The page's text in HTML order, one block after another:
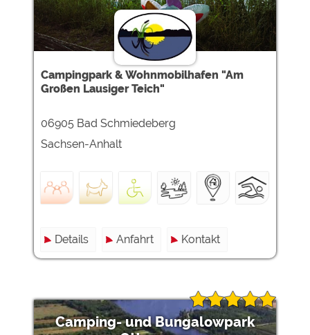
Campingpark & Wohnmobilhafen "Am
Großen Lausiger Teich"
06905 Bad Schmiedeberg
Sachsen-Anhalt
Details Anfahrt Kontakt
Camping- und Bungalowpark